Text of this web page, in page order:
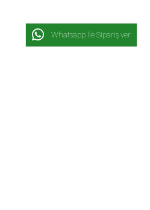
Whatsapp İle Sipariş ver